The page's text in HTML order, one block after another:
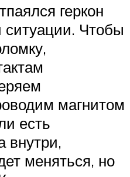
геркон
ситуации. Чтобы
магнитом
есть
внутри,
меняться, но